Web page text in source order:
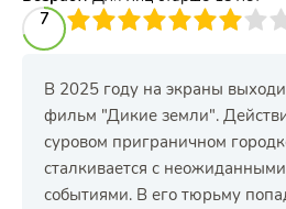
7
4 5 6 7 8 9 10
В 2025 году на экраны
фильм "Дикие земли".
суровом приграничном
сталкивается с
событиями. В его тюрьму